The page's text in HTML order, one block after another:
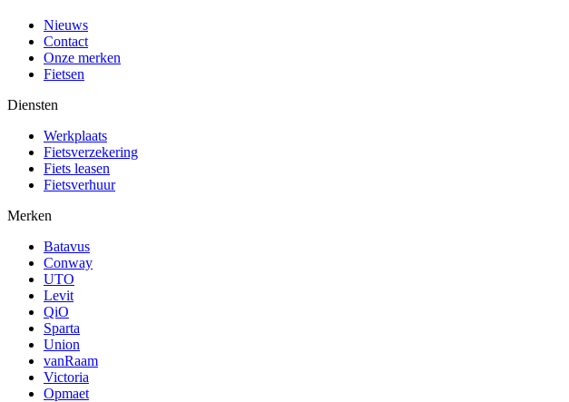
Nieuws
Contact
Onze merken
Fietsen
Diensten
Werkplaats
Fietsverzekering
Fiets leasen
Fietsverhuur
Merken
Batavus
Conway
UTO
Levit
QiO
Sparta
Union
vanRaam
Victoria
Opmaet